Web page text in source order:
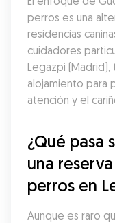
perros es una
residencias
cuidadores
Legazpi
alojamiento para
atención y el
¿Qué pasa
una
perros en
Aunque es raro